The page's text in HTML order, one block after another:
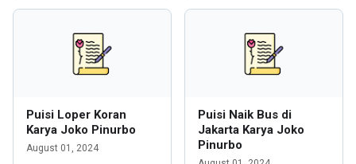
Puisi Loper Koran
Karya Joko Pinurbo
August 01, 2024
Puisi Naik Bus di
Jakarta Karya Joko
Pinurbo